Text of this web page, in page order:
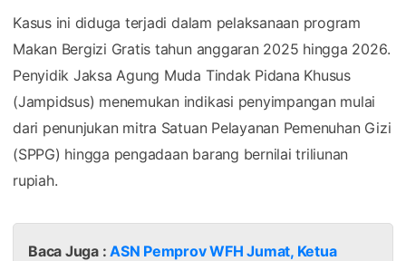
Kasus ini diduga terjadi dalam pelaksanaan program
Makan Bergizi Gratis tahun anggaran 2025 hingga 2026.
Penyidik Jaksa Agung Muda Tindak Pidana Khusus
(Jampidsus) menemukan indikasi penyimpangan mulai
dari penunjukan mitra Satuan Pelayanan Pemenuhan Gizi
(SPPG) hingga pengadaan barang bernilai triliunan
rupiah.
Baca Juga :ASN Pemprov WFH Jumat, Ketua